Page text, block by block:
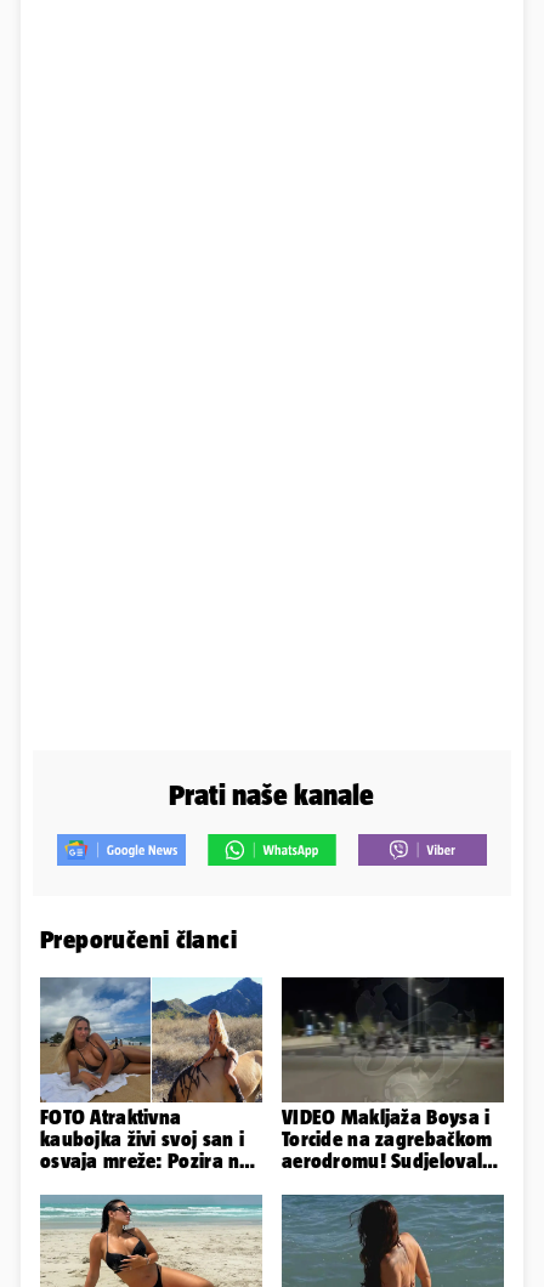
Prati naše kanale
Preporučeni članci
FOTO Atraktivna
kaubojka živi svoj san i
osvaja mreže: Pozira na
rodeu...
VIDEO Makljaža Boysa i
Torcide na zagrebačkom
aerodromu! Sudjelovalo